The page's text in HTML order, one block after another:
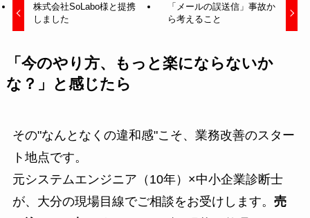
株式会社SoLabo様と提携
しました
「メールの誤送信」事故か
ら考えること
「今のやり方、もっと楽にならないか
な？」と感じたら
その"なんとなくの違和感"こそ、業務改善のスター
ト地点です。
元システムエンジニア（10年）×中小企業診断士
が、大分の現場目線でご相談をお受けします。 売